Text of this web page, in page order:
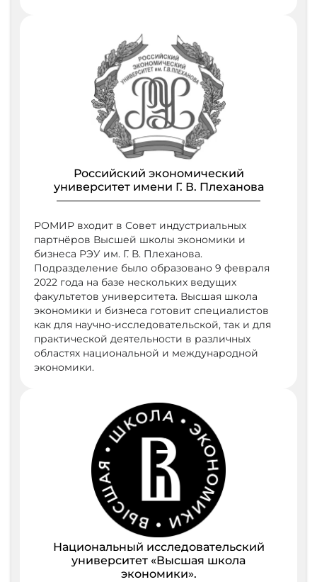
Российский экономический
университет имени Г. В. Плеханова
РОМИР входит в Совет индустриальных
партнёров Высшей школы экономики и
бизнеса РЭУ им. Г. В. Плеханова.
Подразделение было образовано 9 февраля
2022 года на базе нескольких ведущих
факультетов университета. Высшая школа
экономики и бизнеса готовит специалистов
как для научно-исследовательской, так и для
практической деятельности в различных
областях национальной и международной
экономики.
Национальный исследовательский
университет «Высшая школа
экономики».